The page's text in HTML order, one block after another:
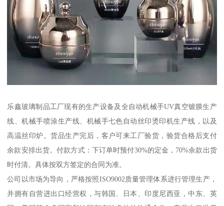
乐鑫玻璃制品工厂现有的生产设备及全自动机械手UV真空镀膜生产
线、机械手喷涂生产线、机械手七色自动丝印烫印机生产线，以及
高温丝印炉。货品生产完后，客户可来工厂验货，验货合格后支付
余款安排出货。付款方式：下订单时预付30%的定金，70%余款出货
时付清。具体按双方签定的合同为准。
公司以市场为导向，严格按照ISO9002质量管理体系进行管理生产，
并拥有自营进出口经营权，与韩国、日本、印度尼西亚，中东、英